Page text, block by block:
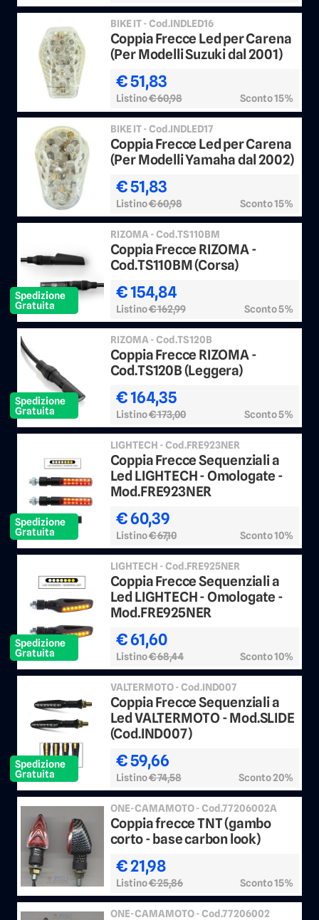
BIKE IT - Cod.INDLED16
Coppia Frecce Led per Carena
(Per Modelli Suzuki dal 2001)
€ 51,83
Listino€ 60,98 Sconto 15%
BIKE IT - Cod.INDLED17
Coppia Frecce Led per Carena
(Per Modelli Yamaha dal 2002)
€ 51,83
Listino€ 60,98 Sconto 15%
Spedizione
Gratuita
RIZOMA - Cod.TS110BM
Coppia Frecce RIZOMA -
Cod.TS110BM (Corsa)
€ 154,84
Listino€ 162,99 Sconto 5%
Spedizione
Gratuita
RIZOMA - Cod.TS120B
Coppia Frecce RIZOMA -
Cod.TS120B (Leggera)
€ 164,35
Listino€ 173,00 Sconto 5%
Spedizione
Gratuita
LIGHTECH - Cod.FRE923NER
Coppia Frecce Sequenziali a
Led LIGHTECH - Omologate -
Mod.FRE923NER
€ 60,39
Listino€ 67,10 Sconto 10%
Spedizione
Gratuita
LIGHTECH - Cod.FRE925NER
Coppia Frecce Sequenziali a
Led LIGHTECH - Omologate -
Mod.FRE925NER
€ 61,60
Listino€ 68,44 Sconto 10%
Spedizione
Gratuita
VALTERMOTO - Cod.IND007
Coppia Frecce Sequenziali a
Led VALTERMOTO - Mod.SLIDE
(Cod.IND007)
€ 59,66
Listino€ 74,58 Sconto 20%
ONE-CAMAMOTO - Cod.77206002A
Coppia frecce TNT (gambo
corto - base carbon look)
€ 21,98
Listino€ 25,86 Sconto 15%
ONE-CAMAMOTO - Cod.77206002